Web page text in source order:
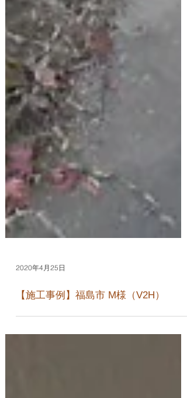
2020年4月25日